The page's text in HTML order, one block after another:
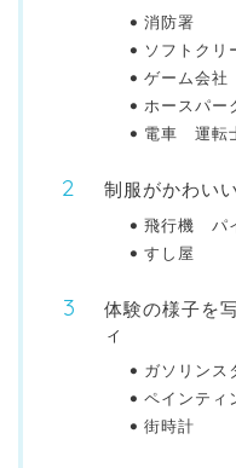
消防署
ソフトクリ
ゲーム会社
ホースパー
電車 運転
制服がかわい
飛行機 パ
すし屋
体験の様子を
ィ
ガソリンス
ペインティ
街時計